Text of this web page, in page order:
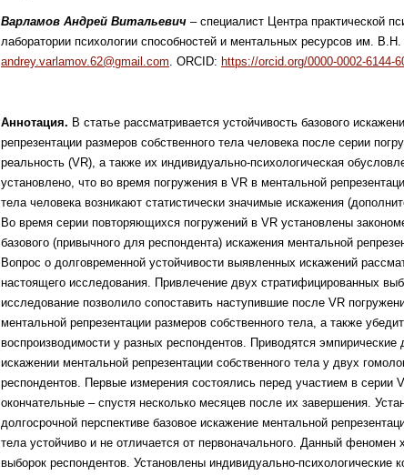
Варламов Андрей Витальевич – специалист Центра практической
лаборатории психологии способностей и ментальных ресурсов им.
andrey.varlamov.62@gmail.com. ORCID: https://orcid.org/0000-0002-6144-
Аннотация. В статье рассматривается устойчивость базового
репрезентации размеров собственного тела человека после серии
реальность (VR), а также их индивидуально-психологическая
установлено, что во время погружения в VR в ментальной
тела человека возникают статистически значимые искажения
Во время серии повторяющихся погружений в VR установлены
базового (привычного для респондента) искажения ментальной
Вопрос о долговременной устойчивости выявленных искажений
настоящего исследования. Привлечение двух стратифицированных
исследование позволило сопоставить наступившие после VR
ментальной репрезентации размеров собственного тела, а также
воспроизводимости у разных респондентов. Приводятся эмпирические
искажении ментальной репрезентации собственного тела у двух
респондентов. Первые измерения состоялись перед участием в серии
окончательные – спустя несколько месяцев после их завершения.
долгосрочной перспективе базовое искажение ментальной
тела устойчиво и не отличается от первоначального. Данный феномен
выборок респондентов. Установлены индивидуально-психологические